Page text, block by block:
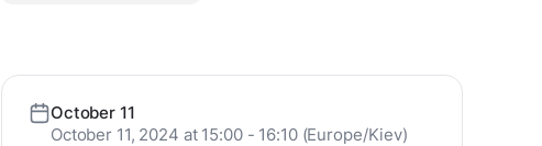
October 11
October 11, 2024 at 15:00 - 16:10 (Europe/Kiev)